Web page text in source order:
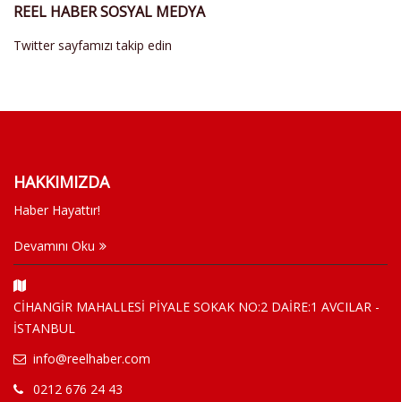
REEL HABER SOSYAL MEDYA
Twitter sayfamızı takip edin
HAKKIMIZDA
Haber Hayattır!
Devamını Oku
CİHANGİR MAHALLESİ PİYALE SOKAK NO:2 DAİRE:1 AVCILAR -
İSTANBUL
info@reelhaber.com
0212 676 24 43